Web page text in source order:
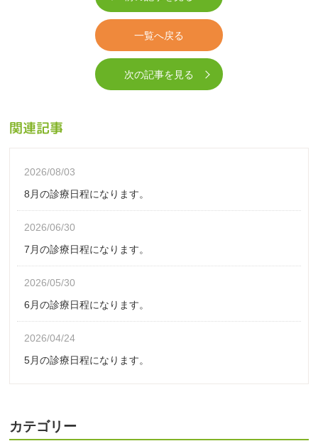
一覧へ戻る
次の記事を見る
関連記事
2026/08/03
8月の診療日程になります。
2026/06/30
7月の診療日程になります。
2026/05/30
6月の診療日程になります。
2026/04/24
5月の診療日程になります。
カテゴリー